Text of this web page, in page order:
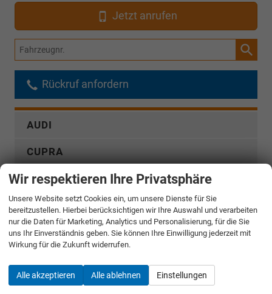
Jetzt anrufen
Fahrzeugnr.
Rückruf anfordern
AUDI
CUPRA
DACIA
FIAT
FORD
HYUNDAI
Wir respektieren Ihre Privatsphäre
Unsere Website setzt Cookies ein, um unsere Dienste für Sie
bereitzustellen. Hierbei berücksichtigen wir Ihre Auswahl und verarbeiten
nur die Daten für Marketing, Analytics und Personalisierung, für die Sie
uns Ihr Einverständnis geben. Sie können Ihre Einwilligung jederzeit mit
Wirkung für die Zukunft widerrufen.
Alle akzeptieren Alle ablehnen Einstellungen